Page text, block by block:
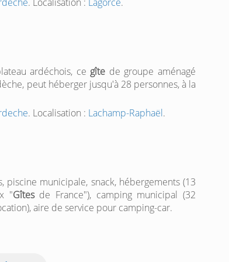
ardéchois, ce gîte de groupe aménagé
peut héberger jusqu'à 28 personnes, à la
. Localisation : Lachamp-Raphaël.
piscine municipale, snack, hébergements (13
"Gîtesde France"), camping municipal (32
aire de service pour camping-car.